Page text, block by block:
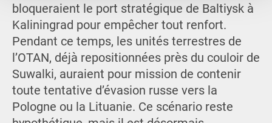
bloqueraient le port stratégique de Baltiysk à
Kaliningrad pour empêcher tout renfort.
Pendant ce temps, les unités terrestres de
l’OTAN, déjà repositionnées près du couloir de
Suwalki, auraient pour mission de contenir
toute tentative d’évasion russe vers la
Pologne ou la Lituanie. Ce scénario reste